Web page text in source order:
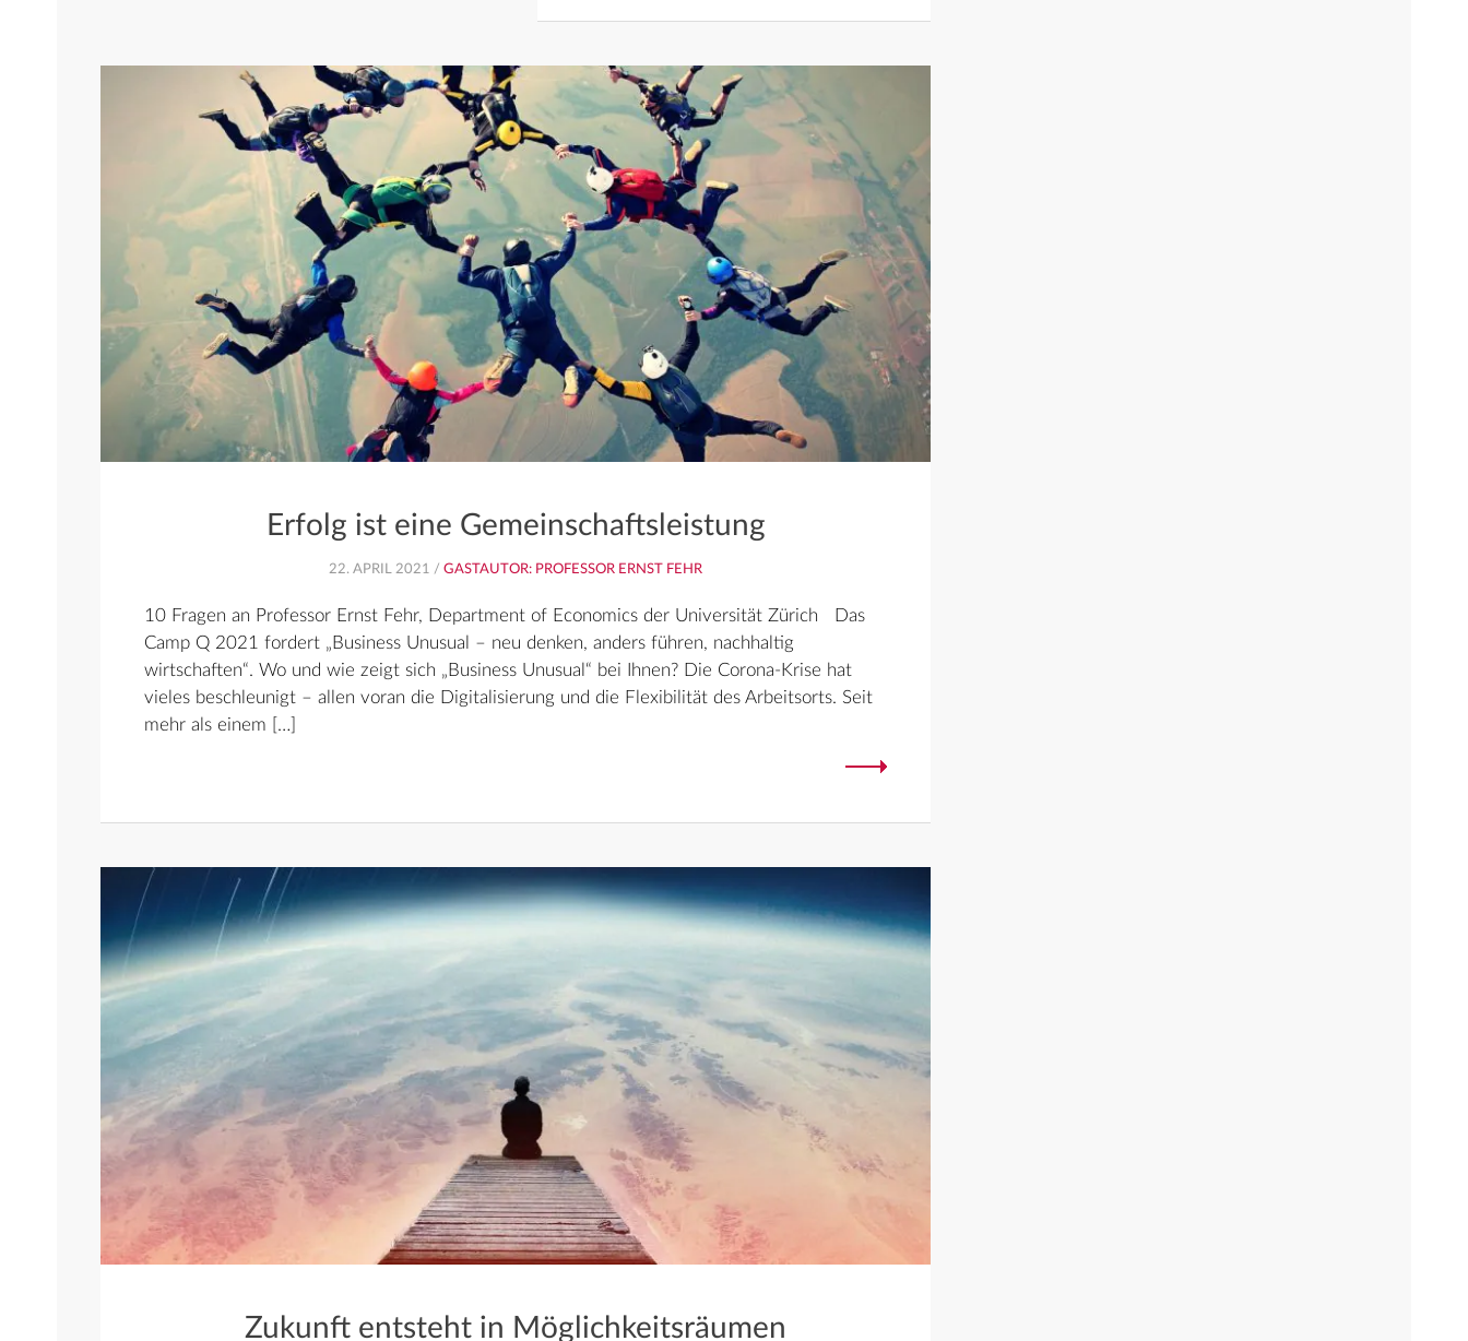
Erfolg ist eine Gemeinschaftsleistung
22. APRIL 2021 / GASTAUTOR: PROFESSOR ERNST FEHR
10 Fragen an Professor Ernst Fehr, Department of Economics der Universität Zürich Das
Camp Q 2021 fordert „Business Unusual – neu denken, anders führen, nachhaltig
wirtschaften“. Wo und wie zeigt sich „Business Unusual“ bei Ihnen? Die Corona-Krise hat
vieles beschleunigt – allen voran die Digitalisierung und die Flexibilität des Arbeitsorts. Seit
mehr als einem […]
Zukunft entsteht in Möglichkeitsräumen